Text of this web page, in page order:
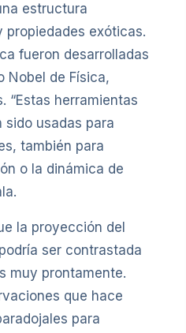
estructura
propiedades exóticas.
fueron desarrolladas
Nobel de Física,
“Estas herramientas
sido usadas para
también para
o la dinámica de
la proyección del
ser contrastada
muy prontamente.
que hace
para